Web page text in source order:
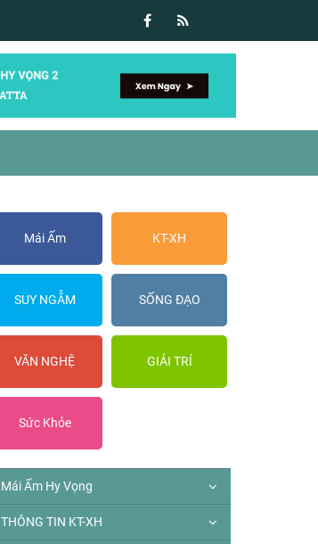
Mái Ấm KT-XH
SUY NGẪM SỐNG ĐẠO
VĂN NGHỆ GIẢI TRÍ
Sức Khỏe
Mái Ấm Hy Vọng
THÔNG TIN KT-XH